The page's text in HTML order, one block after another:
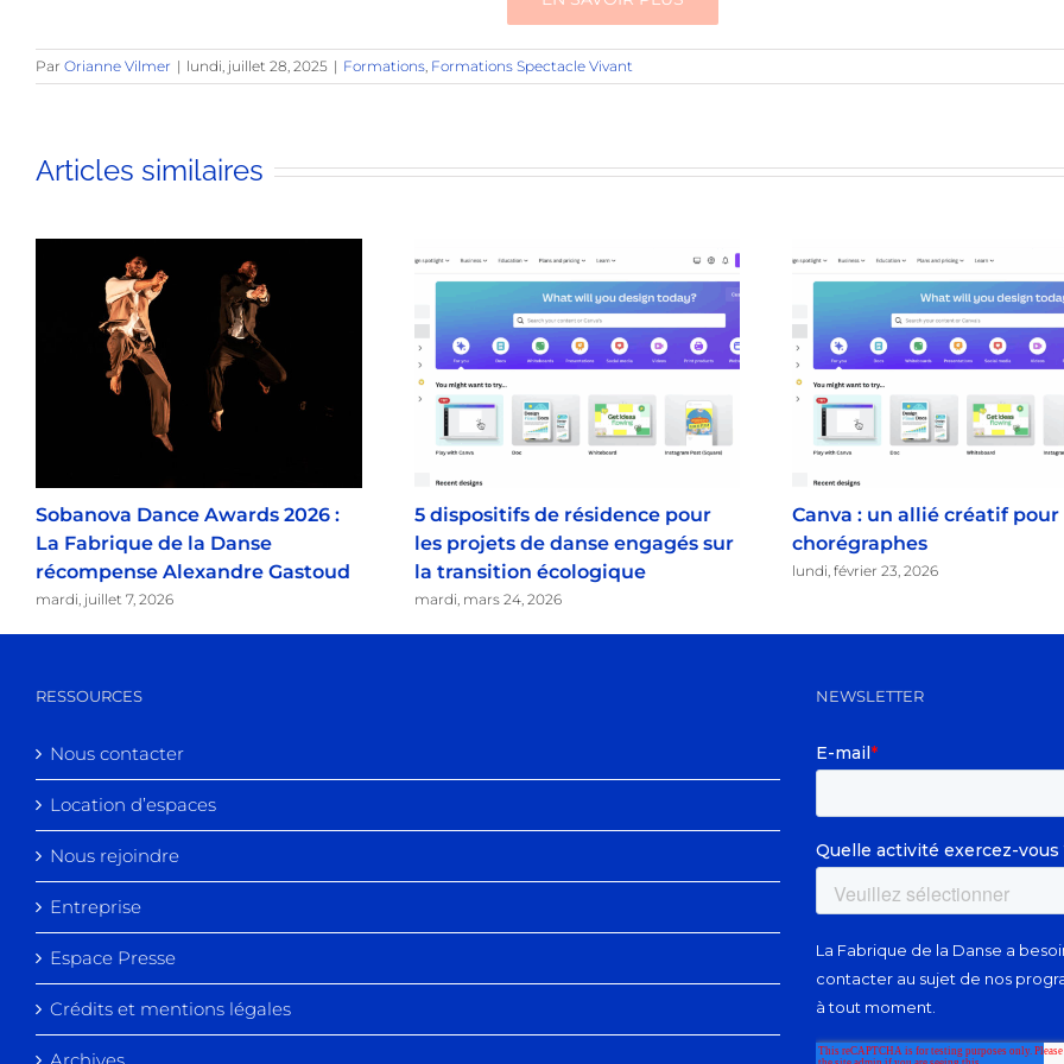
Par Orianne Vilmer | lundi, juillet 28, 2025 | Formations Formations Spectacle Vivant
Articles similaires
Sobanova Dance Awards 2026 :
La Fabrique de la Danse
récompense Alexandre Gastoud
mardi, juillet 7, 2026
5 dispositifs de résidence pour
les projets de danse engagés sur
la transition écologique
mardi, mars 24, 2026
Canva : un allié créatif pour
chorégraphes
lundi, février 23, 2026
RESSOURCES
Nous contacter
Location d’espaces
Nous rejoindre
Entreprise
Espace Presse
Crédits et mentions légales
NEWSLETTER